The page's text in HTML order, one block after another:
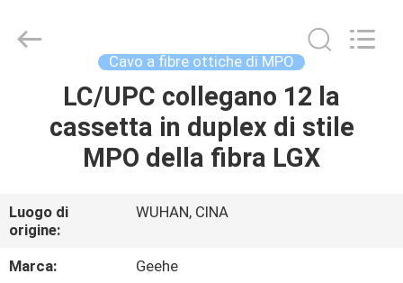
CASA
PRODOTTI
CIRCA
NOI
Communication
Co.,ltd.
Cavo a fibre ottiche di MPO
LC/UPC collegano 12 la
cassetta in duplex di stile
MPO della fibra LGX
Luogo di
origine:
WUHAN, CINA
Marca:
Geehe